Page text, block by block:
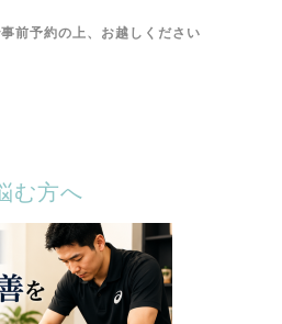
前予約の上、お越しください
む方へ